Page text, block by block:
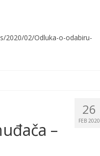
2020/02/Odluka-o-odabiru-
26
FEB 2020
–